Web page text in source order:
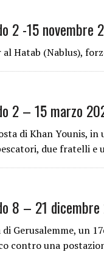
2 -15 novembre
Hatab (Nablus),
2 – 15 marzo
di Khan Younis,
due fratelli e
8 – 21
Gerusalemme, un
contro una